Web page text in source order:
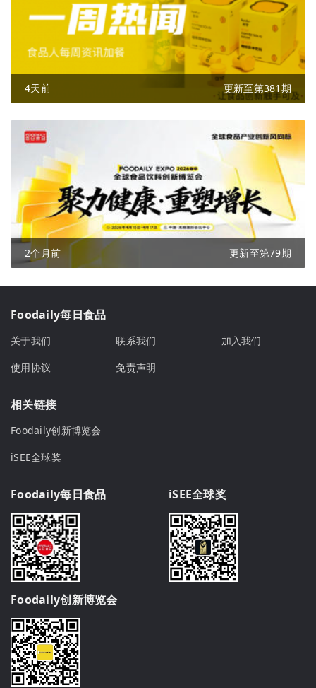
4天前 更新至第381期
2个月前 更新至第79期
Foodaily每日食品
关于我们 联系我们
加入我们
使用协议
免责声明
相关链接
Foodaily创新博览会
iSEE全球奖
Foodaily每日食品 iSEE全球奖
Foodaily创新博览会